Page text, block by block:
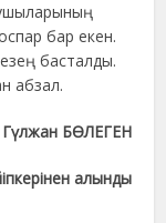
бар екен.
басталды.
абзал.
Гүлжан БӨЛЕГЕН
алынды